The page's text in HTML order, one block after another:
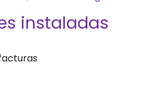
instaladas